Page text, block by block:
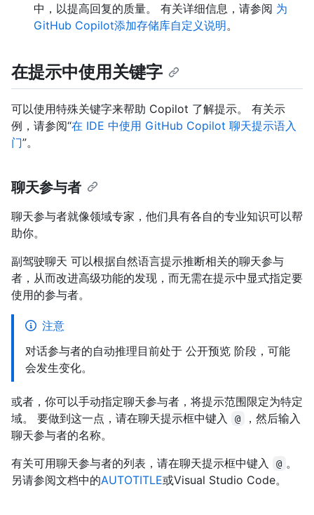
中，以提高回复的质量。 有关详细信息，请参阅 为
GitHub Copilot添加存储库自定义说明。
在提示中使用关键字
可以使用特殊关键字来帮助 Copilot 了解提示。 有关示
例，请参阅“在 IDE 中使用 GitHub Copilot 聊天提示语入
门”。
聊天参与者
聊天参与者就像领域专家，他们具有各自的专业知识可以帮
助你。
副驾驶聊天 可以根据自然语言提示推断相关的聊天参与
者，从而改进高级功能的发现，而无需在提示中显式指定要
使用的参与者。
注意
对话参与者的自动推理目前处于 公开预览 阶段，可能
会发生变化。
或者，你可以手动指定聊天参与者，将提示范围限定为特定
域。 要做到这一点，请在聊天提示框中键入
@
，然后输入
聊天参与者的名称。
有关可用聊天参与者的列表，请在聊天提示框中键入
@ 。
另请参阅文档中的AUTOTITLE或Visual Studio Code。